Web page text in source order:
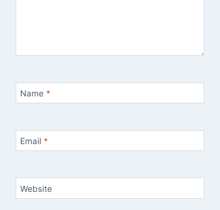
Name *
Email *
Website